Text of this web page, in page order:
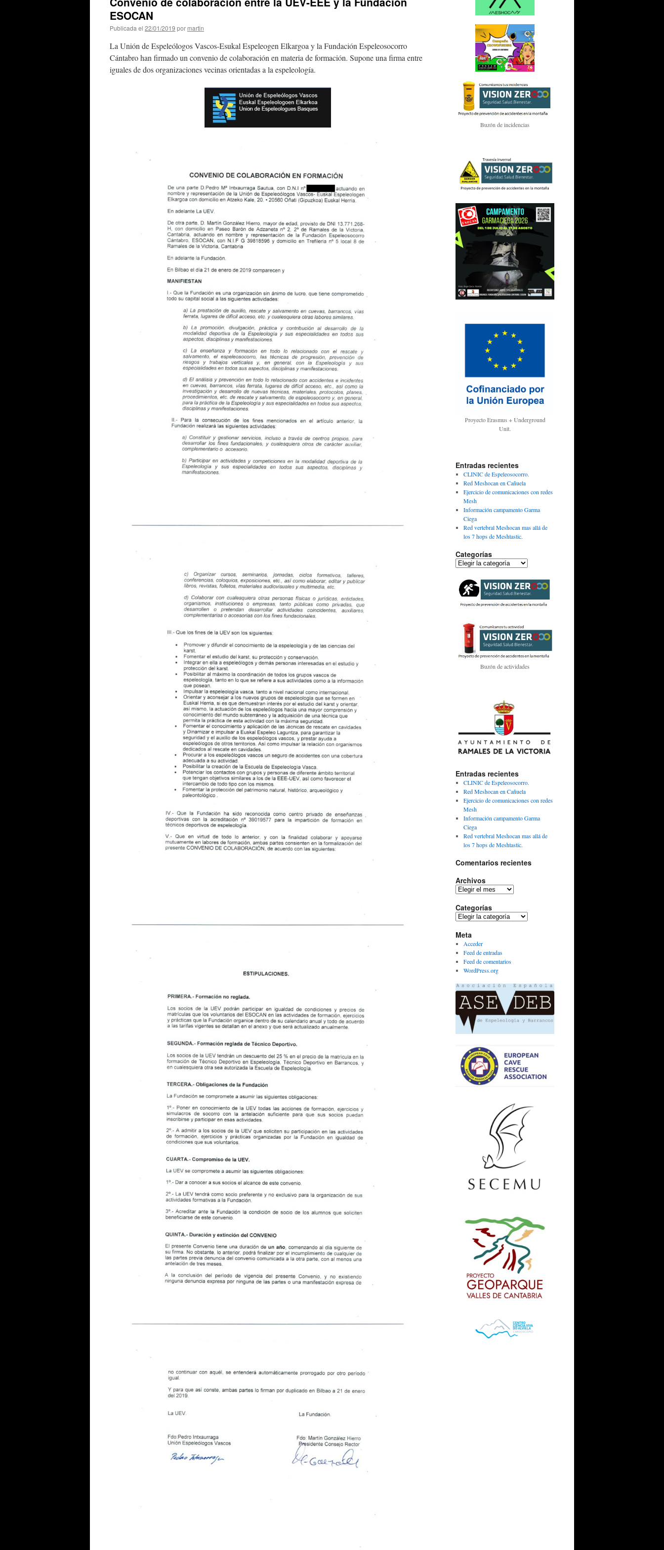
ESOCAN
Publicada el 22/01/2019 por martin
La Unión de Espeleólogos Vascos-Esukal Espeleogen Elkargoa y la Fundación Espeleosocorro
Cántabro han firmado un convenio de colaboración en materia de formación. Supone una firma entre
iguales de dos organizaciones vecinas orientadas a la espeleología.
Buzón de incidencias
Proyecto Erasmus + Underground
Unit.
Entradas recientes
CLINIC de Espeleosocorro.
Red Meshocan en Cañuela
Ejercicio de comunicaciones con redes
Mesh
Información campamento Garma
Ciega
Red vertebral Meshocan mas allá de
los 7 hops de Meshtastic.
Categorías
Categorías
Buzón de actividades
Entradas recientes
CLINIC de Espeleosocorro.
Red Meshocan en Cañuela
Ejercicio de comunicaciones con redes
Mesh
Información campamento Garma
Ciega
Red vertebral Meshocan mas allá de
los 7 hops de Meshtastic.
Comentarios recientes
Archivos
Archivos
Categorías
Categorías
Meta
Acceder
Feed de entradas
Feed de comentarios
WordPress.org